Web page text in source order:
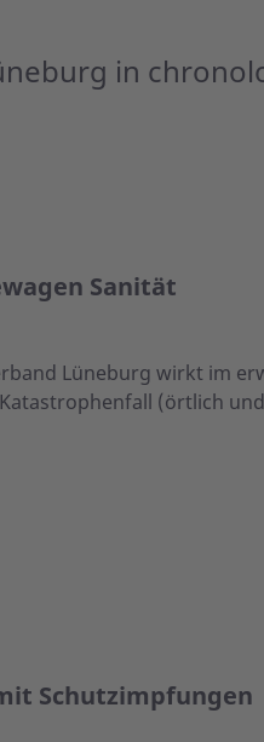
in
Sanität
Lüneburg wirkt im
(örtlich
Schutzimpfungen